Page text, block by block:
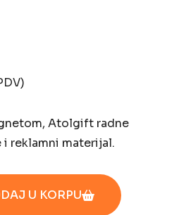
Atolgift radne
i reklamni materijal.
U KORPU